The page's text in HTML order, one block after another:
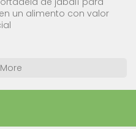
un alimento con valor